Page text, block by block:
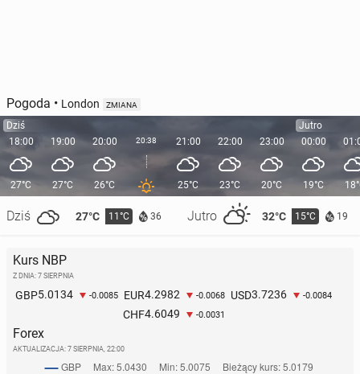
Pogoda • London ZMIANA
Dziś
18:00
27°C
Dziś 27°C 11°C 36 Jutro 32°C 15°C 19
19:00
27°C
20:00
26°C
20:38 21:00
25°C
22:00
23°C
23:00
20°C
Jutro
00:00
19°C
Kurs NBP
Z DNIA: 7 SIERPNIA
GBP5.0134 -0.0085 EUR4.2982 -0.0068 USD3.7236 -0.0084
CHF4.6049 -0.0031
Forex
AKTUALIZACJA: 7 SIERPNIA, 22:00